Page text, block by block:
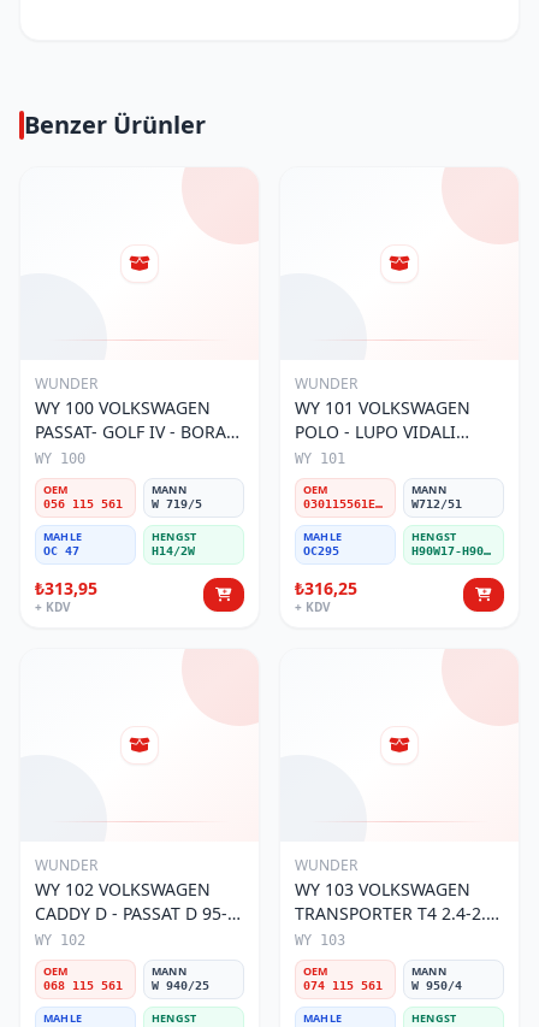
Benzer Ürünler
WUNDER
WY 100 VOLKSWAGEN
PASSAT- GOLF IV - BORA
056 115 561 Yağ Filtresi
WY 100
OEM
056 115 561
MANN
W 719/5
MAHLE
OC 47
HENGST
H14/2W
₺313,95
+ KDV
WUNDER
WY 101 VOLKSWAGEN
POLO - LUPO VIDALI
030115561E Yağ Filtresi
WY 101
OEM
030115561E / 030115561AA / 030115561AB / 030115561AD
MANN
W712/51
MAHLE
OC295
HENGST
H90W17-H90W11
₺316,25
+ KDV
WUNDER
WY 102 VOLKSWAGEN
CADDY D - PASSAT D 95-
01 068 115 561 Yağ
Filtresi
WY 102
OEM
068 115 561
MANN
W 940/25
MAHLE HENGST
WUNDER
WY 103 VOLKSWAGEN
TRANSPORTER T4 2.4-2.5
MOTOR 074 115 561 Yağ
Filtresi
WY 103
OEM
074 115 561
MANN
W 950/4
MAHLE HENGST